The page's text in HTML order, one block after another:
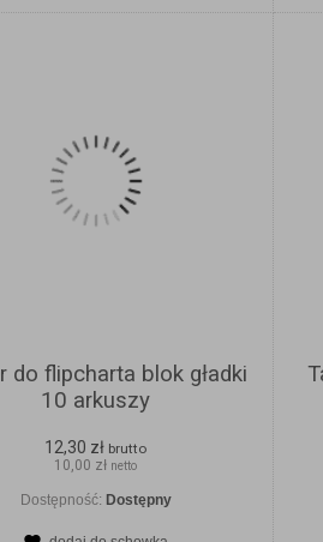
do flipcharta blok gładki
10 arkuszy
12,30 zł brutto
10,00 zł netto
Dostępność: Dostępny